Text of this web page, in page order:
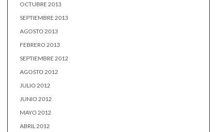
OCTUBRE 2013
SEPTIEMBRE 2013
AGOSTO 2013
FEBRERO 2013
SEPTIEMBRE 2012
AGOSTO 2012
JULIO 2012
JUNIO 2012
MAYO 2012
ABRIL 2012